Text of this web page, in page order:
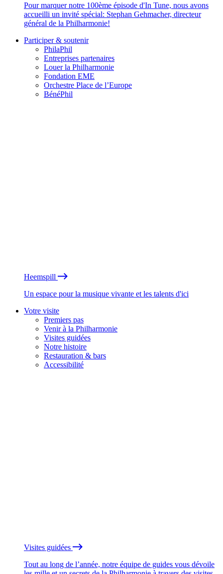
Pour marquer notre 100ème épisode d'In Tune, nous avons
accueilli un invité spécial: Stephan Gehmacher, directeur
général de la Philharmonie!
Participer & soutenir
PhilaPhil
Entreprises partenaires
Louer la Philharmonie
Fondation EME
Orchestre Place de l’Europe
BénéPhil
Heemspill
Un espace pour la musique vivante et les talents d'ici
Votre visite
Premiers pas
Venir à la Philharmonie
Visites guidées
Notre histoire
Restauration & bars
Accessibilité
Visites guidées
Tout au long de l’année, notre équipe de guides vous dévoile